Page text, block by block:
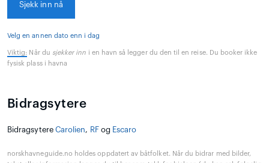
Sjekk inn nå
Velg en annen dato enn i dag
Viktig: Når du sjekker inn i en havn så legger du den til en reise. Du booker ikke
fysisk plass i havna
Bidragsytere
Bidragsytere Carolien, RF og Escaro
norskhavneguide.no holdes oppdatert av båtfolket. Når du bidrar med bilder,